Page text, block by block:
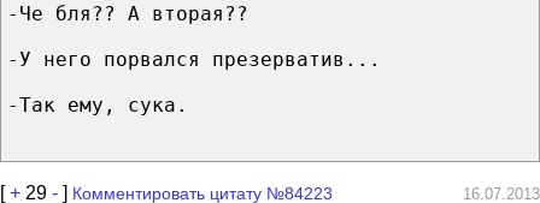
-Че бля?? А вторая??
-У него порвался презерватив...
-Так ему, сука.
[+ 29 - ] Комментировать цитату №84223 16.07.2013